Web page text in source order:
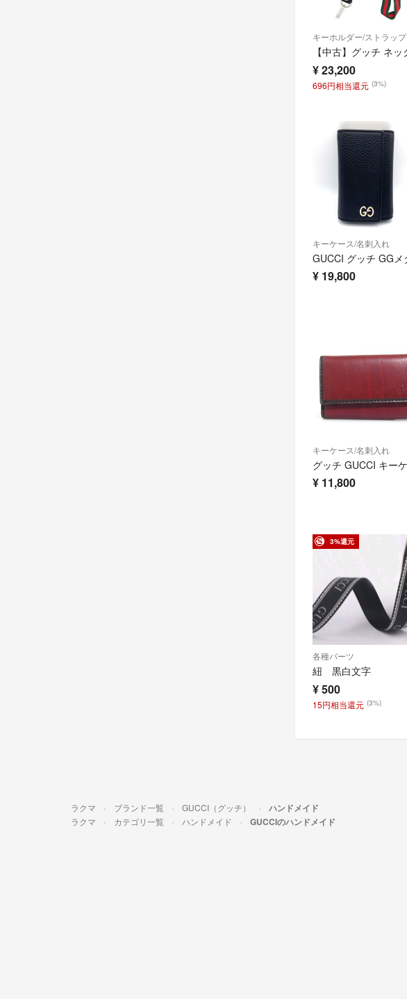
キーホルダー/ストラップ
¥23,200
696円相当還元 (3%)
キーケース/名刺入れ
¥ 19,800
キーケース/名刺入れ
¥ 11,800
3%還元
各種パーツ
紐 黒白文字
¥500
15円相当還元 (3%)
ラクマ ブランド一覧 GUCCI（グッチ） ハンドメイド
ラクマ カテゴリ一覧 ハンドメイド GUCCIのハンドメイド